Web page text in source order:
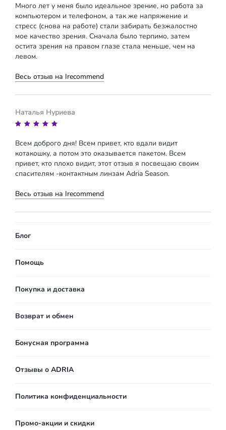
Много лет у меня было идеальное зрение, но работа за
компьютером и телефоном, а так же напряжение и
стресс (снова на работе) стали забирать безжалостно
мое качество зрения. Сначала было терпимо, затем
остита зрения на правом глазе стала меньше, чем на
левом.
Весь отзыв на Irecommend
Наталья Нуриева
Всем доброго дня! Всем привет, кто вдали видит
котакошку, а потом это оказывается пакетом. Всем
привет, кто плохо видит, этот отзыв я посвещаю своим
спасителям -контактным линзам Adria Season.
Весь отзыв на Irecommend
Блог
Помощь
Покупка и доставка
Возврат и обмен
Бонусная программа
Отзывы о ADRIA
Политика конфиденциальности
Промо-акции и скидки